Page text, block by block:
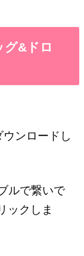
&ドロ
ンロードし
ルで繋いで
ックしま